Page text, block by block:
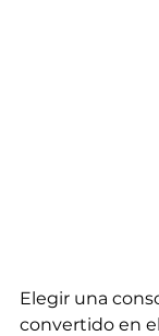
Elegir una
convertido en